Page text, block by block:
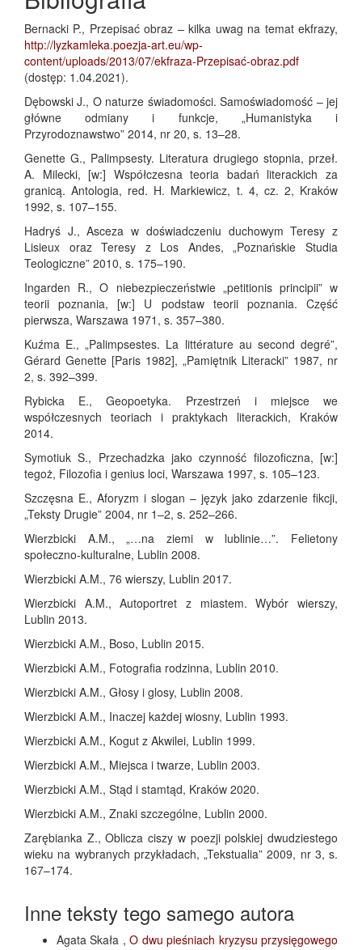
Bernacki P., Przepisać obraz – kilka uwag na temat ekfrazy,
http://lyzkamleka.poezja-art.eu/wp-
content/uploads/2013/07/ekfraza-Przepisać-obraz.pdf
(dostęp: 1.04.2021).
Dębowski J., O naturze świadomości. Samoświadomość – jej
główne odmiany i funkcje, „Humanistyka i
Przyrodoznawstwo” 2014, nr 20, s. 13–28.
Genette G., Palimpsesty. Literatura drugiego stopnia, przeł.
A. Milecki, [w:] Współczesna teoria badań literackich za
granicą. Antologia, red. H. Markiewicz, t. 4, cz. 2, Kraków
1992, s. 107–155.
Hadryś J., Asceza w doświadczeniu duchowym Teresy z
Lisieux oraz Teresy z Los Andes, „Poznańskie Studia
Teologiczne” 2010, s. 175–190.
Ingarden R., O niebezpieczeństwie „petitionis principii” w
teorii poznania, [w:] U podstaw teorii poznania. Część
pierwsza, Warszawa 1971, s. 357–380.
Kuźma E., „Palimpsestes. La littérature au second degré”,
Gérard Genette [Paris 1982], „Pamiętnik Literacki” 1987, nr
2, s. 392–399.
Rybicka E., Geopoetyka. Przestrzeń i miejsce we
współczesnych teoriach i praktykach literackich, Kraków
2014.
Symotiuk S., Przechadzka jako czynność filozoficzna, [w:]
tegoż, Filozofia i genius loci, Warszawa 1997, s. 105–123.
Szczęsna E., Aforyzm i slogan – język jako zdarzenie fikcji,
„Teksty Drugie” 2004, nr 1–2, s. 252–266.
Wierzbicki A.M., „…na ziemi w lublinie…”. Felietony
społeczno-kulturalne, Lublin 2008.
Wierzbicki A.M., 76 wierszy, Lublin 2017.
Wierzbicki A.M., Autoportret z miastem. Wybór wierszy,
Lublin 2013.
Wierzbicki A.M., Boso, Lublin 2015.
Wierzbicki A.M., Fotografia rodzinna, Lublin 2010.
Wierzbicki A.M., Głosy i glosy, Lublin 2008.
Wierzbicki A.M., Inaczej każdej wiosny, Lublin 1993.
Wierzbicki A.M., Kogut z Akwilei, Lublin 1999.
Wierzbicki A.M., Miejsca i twarze, Lublin 2003.
Wierzbicki A.M., Stąd i stamtąd, Kraków 2020.
Wierzbicki A.M., Znaki szczególne, Lublin 2000.
Zarębianka Z., Oblicza ciszy w poezji polskiej dwudziestego
wieku na wybranych przykładach, „Tekstualia” 2009, nr 3, s.
167–174.
Inne teksty tego samego autora
Agata Skała ,O dwu pieśniach kryzysu przysięgowego